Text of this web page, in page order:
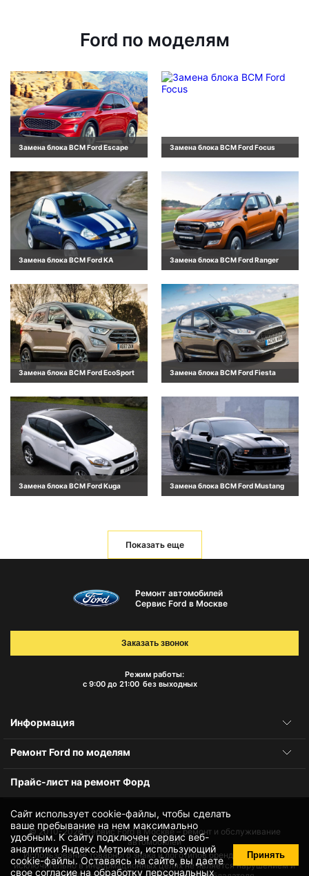
Ford по моделям
Замена блока BCM Ford Escape Замена блока BCM Ford Focus
Замена блока BCM Ford KA Замена блока BCM Ford Ranger
Замена блока BCM Ford EcoSport Замена блока BCM Ford Fiesta
Замена блока BCM Ford Kuga Замена блока BCM Ford Mustang
Показать еще
Сайт использует cookie-файлы, чтобы сделать
ваше пребывание на нем максимально
удобным. К cайту подключен сервис веб-
аналитики Яндекс.Метрика, использующий
cookie-файлы. Оставаясь на сайте, вы даете
своесогласие на обработку персональных
Принять
Ремонт автомобилей
Сервис Ford в Москве
Режим работы:
с 9:00 до 21:00 без выходных
Заказать звонок
Информация
Ремонт Ford по моделям
Прайс-лист на ремонт Форд
© 2010-2026Сервис Ford в Москве – ремонт и обслуживание
автомобилей
Использование товарного знака и логотипов бренда происходит
исключительно в информационных целях не является нарушением и